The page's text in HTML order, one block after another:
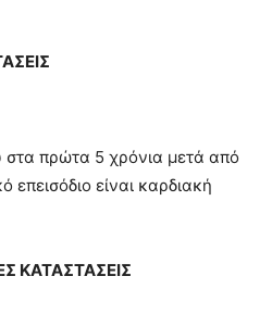
στα πρώτα 5 χρόνια μετά από
επεισόδιο είναι καρδιακή
ΚΑΤΑΣΤΑΣΕΙΣ